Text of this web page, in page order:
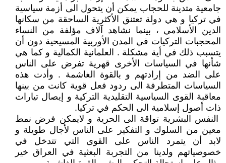
جامعية متدينة للحجاب يمكن أن يتحول الى أزمة سياسية
في تركيا و هي دولة تعتنق الأكثرية الساحقة من سكانها
الدين الأسلامي ، بينما نشاهد آلاف مؤلفة من النساء
المحجبات التركيات في المدن الأوربية المسيحية دون أن
يتسبب ذلك في أية مشكلة . العلمانية الكمالية و كما هي
شأنها في السياسات الأخرى قهرية تفرض على الناس
على الضد من إرادتهم و بالقوة الغاشمة . وأدت هذه
السياسات المتطرفة الى ردود فعل قوية كانت من بينها
معاقبة القوى السياسية التقليدية التركية و إيصال تيارات
ذات أصول إسلامية الى الحكم في تركيا.
النفس البشرية تواقة الى الحرية و لايمكن فرض نمط
معين من السلوك و التفكير على الناس لأجال طويلة و
لابد أن يتمرد الناس على القوى التي تتدخل في
خصوصياتهم ولدينا من التجربة البعثية في العراق خير